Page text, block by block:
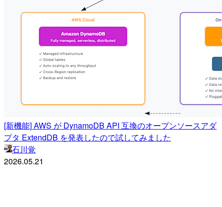
[新機能] AWS が DynamoDB API 互換のオープンソースアダ
プタ ExtendDB を発表したので試してみました
石川覚
2026.05.21